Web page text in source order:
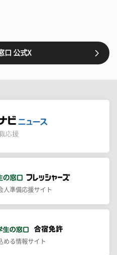
口 公式X
人準備応援サイト
める情報サイト